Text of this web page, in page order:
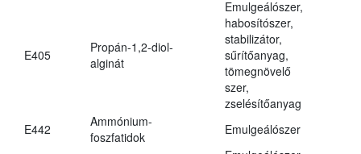
E405
Propán-1,2-diol-
alginát
Emulgeálószer,
habosítószer,
stabilizátor,
sűrítőanyag,
tömegnövelő
szer,
zselésítőanyag
E442
Ammónium-
foszfatidok
Emulgeálószer